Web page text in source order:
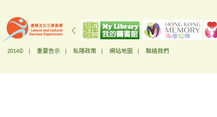
2014© | 重要告示 私隱政策 網站地圖 聯絡我們